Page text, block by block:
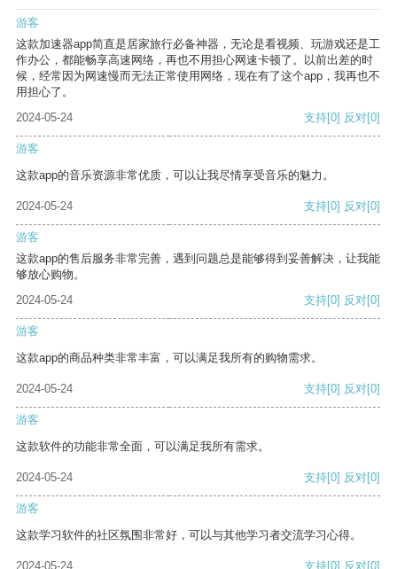
游客
这款加速器app简直是居家旅行必备神器，无论是看视频、玩游戏还是工
作办公，都能畅享高速网络，再也不用担心网速卡顿了。以前出差的时
候，经常因为网速慢而无法正常使用网络，现在有了这个app，我再也不
用担心了。
2024-05-24
支持[0] 反对[0]
游客
这款app的音乐资源非常优质，可以让我尽情享受音乐的魅力。
2024-05-24 支持[0] 反对[0]
游客
这款app的售后服务非常完善，遇到问题总是能够得到妥善解决，让我能
够放心购物。
2024-05-24
支持[0] 反对[0]
游客
这款app的商品种类非常丰富，可以满足我所有的购物需求。
2024-05-24 支持[0] 反对[0]
游客
这款软件的功能非常全面，可以满足我所有需求。
2024-05-24 支持[0] 反对[0]
游客
这款学习软件的社区氛围非常好，可以与其他学习者交流学习心得。
2024-05-24 支持[0] 反对[0]